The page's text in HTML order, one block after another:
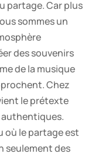
partage. Car plus
sommes un
des souvenirs
de la musique
Chez
le prétexte
authentiques.
où le partage est
seulement des